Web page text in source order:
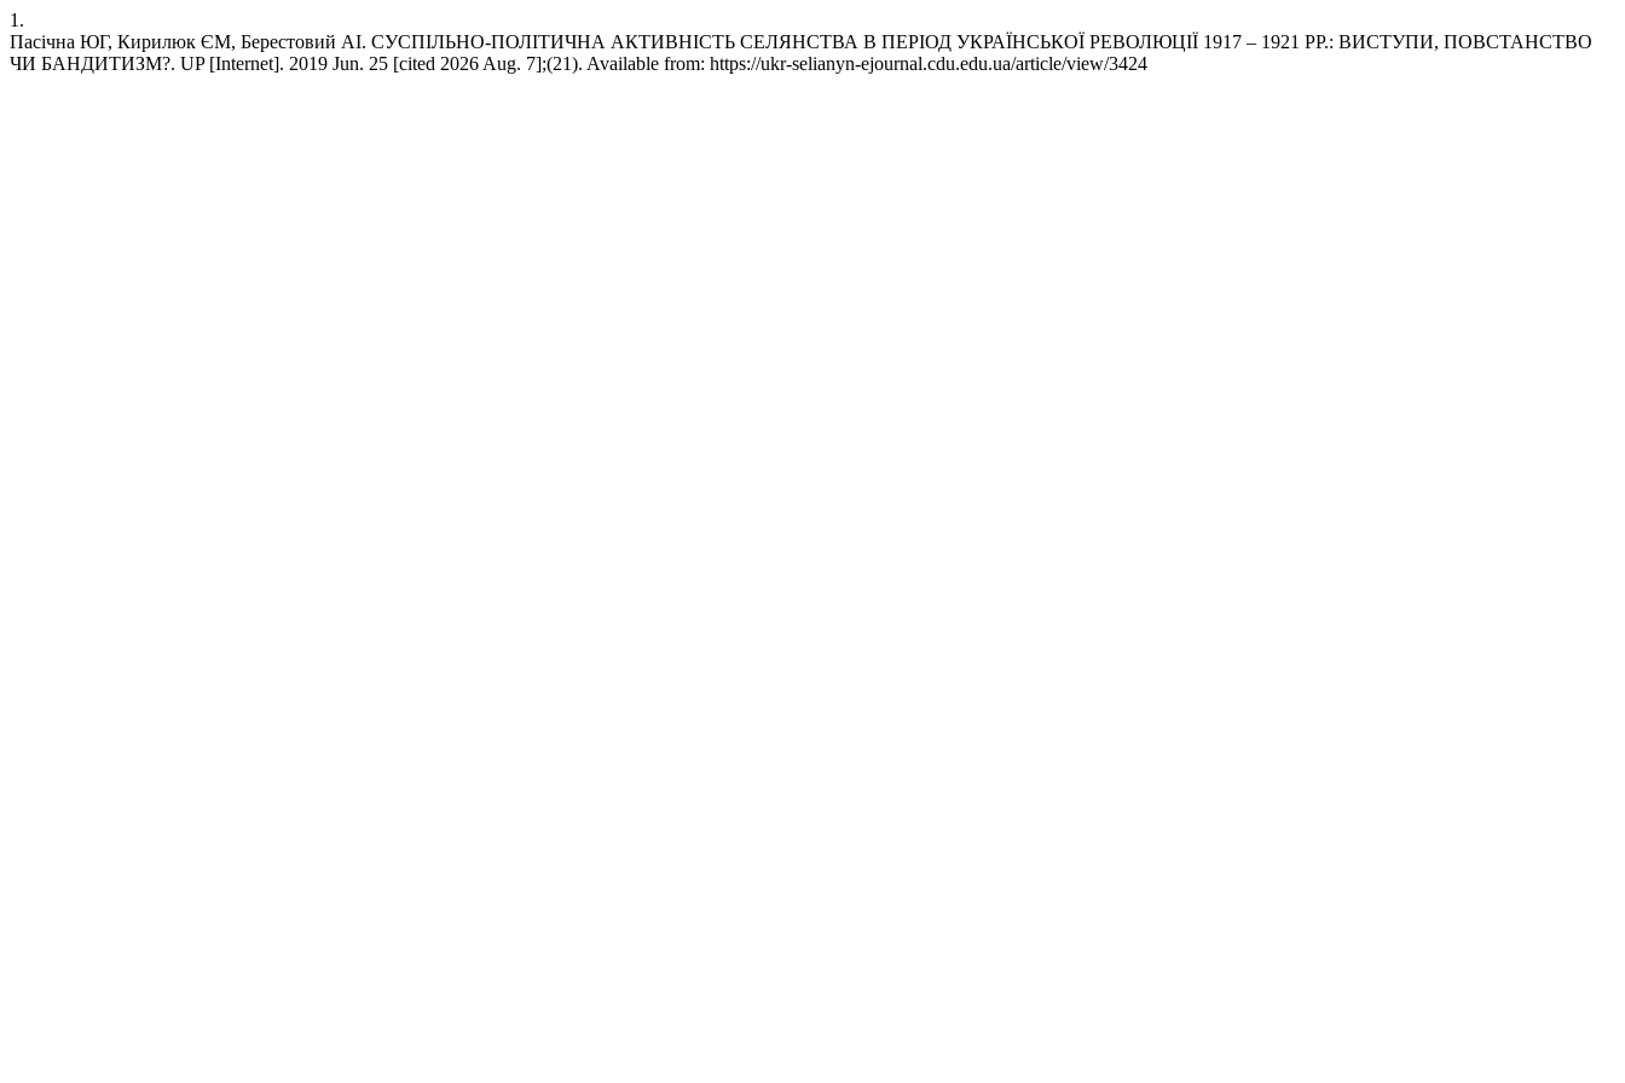
1.
Пасічна ЮГ, Кирилюк ЄМ, Берестовий АІ. СУСПІЛЬНО-ПОЛІТИЧНА АКТИВНІСТЬ СЕЛЯНСТВА В ПЕРІОД УКРАЇНСЬКОЇ РЕВОЛЮЦІЇ 1917 – 1921 РР.: ВИСТУПИ, ПОВСТАНСТВО
ЧИ БАНДИТИЗМ?. UP [Internet]. 2019 Jun. 25 [cited 2026 Aug. 7];(21). Available from: https://ukr-selianyn-ejournal.cdu.edu.ua/article/view/3424